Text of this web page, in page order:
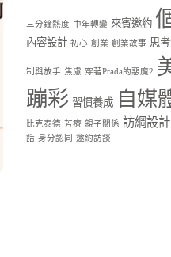
三分鐘熱度 中年轉變 來賓邀約
內容設計 初心 創業 創業故事 思
制與放手 焦慮 穿著Prada的惡魔2
蹦彩 習慣養成 自媒
比克泰德 芳療 親子關係 訪綱設計
話 身分認同 邀約訪談